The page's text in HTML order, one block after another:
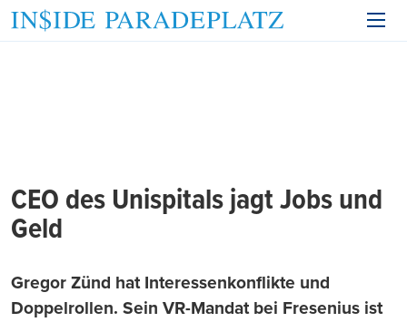
CEO des Unispitals jagt Jobs und
Geld
Gregor Zünd hat Interessenkonflikte und
Doppelrollen. Sein VR-Mandat bei Fresenius ist